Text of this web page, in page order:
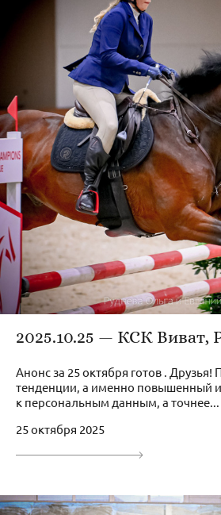
2025.10.25 — КСК Виват,
Анонс за 25 октября готов . Друзья!
тенденции, а именно повышенный
к персональным данным, а точнее...
25 октября 2025